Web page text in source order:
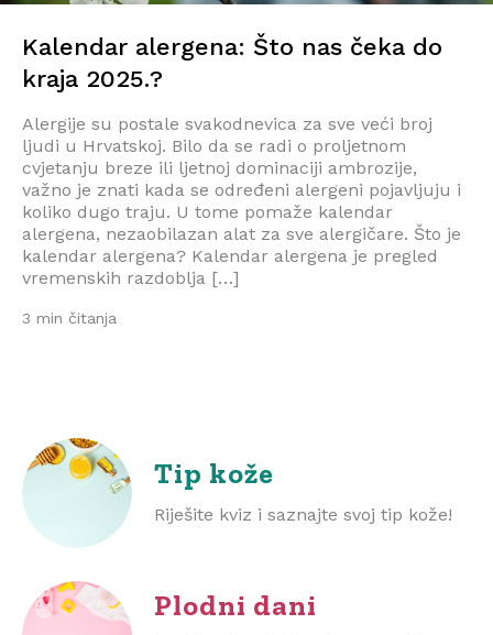
Kalendar alergena: Što nas čeka do
kraja 2025.?
Alergije su postale svakodnevica za sve veći broj
ljudi u Hrvatskoj. Bilo da se radi o proljetnom
cvjetanju breze ili ljetnoj dominaciji ambrozije,
važno je znati kada se određeni alergeni pojavljuju i
koliko dugo traju. U tome pomaže kalendar
alergena, nezaobilazan alat za sve alergičare. Što je
kalendar alergena? Kalendar alergena je pregled
vremenskih razdoblja […]
3 min čitanja
Tip kože
Riješite kviz i saznajte svoj tip kože!
Plodni dani